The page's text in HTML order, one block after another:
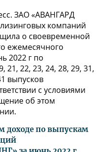
ЗАО «АВАНГАРД
компаний
о своевременной
ежемесячного
2022 г по
21, 22, 23, 24, 28, 29, 31,
выпусков
с условиями
об этом
по выпускам